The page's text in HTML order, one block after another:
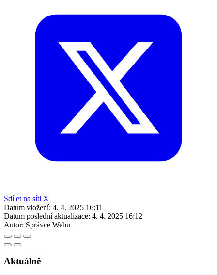
Sdílet na síti X
Datum vložení: 4. 4. 2025 16:11
Datum poslední aktualizace: 4. 4. 2025 16:12
Autor: Správce Webu
Aktuálně